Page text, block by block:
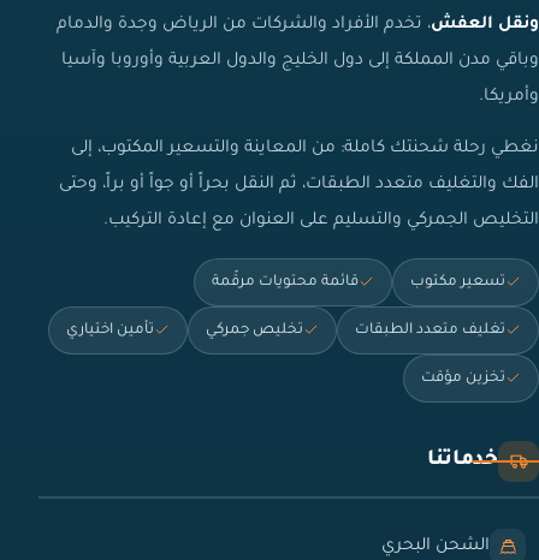
ونقل العفش، تخدم الأفراد والشركات من الرياض وجدة والدمام
وباقي مدن المملكة إلى دول الخليج والدول العربية وأوروبا وآسيا
وأمريكا.
نغطي رحلة شحنتك كاملة: من المعاينة والتسعير المكتوب، إلى
الفك والتغليف متعدد الطبقات، ثم النقل بحراً أو جواً أو براً، وحتى
التخليص الجمركي والتسليم على العنوان مع إعادة التركيب.
تسعير مكتوب قائمة محتويات مرقّمة
تغليف متعدد الطبقات تخليص جمركي تأمين اختياري
تخزين مؤقت
خدماتنا
الشحن البحري